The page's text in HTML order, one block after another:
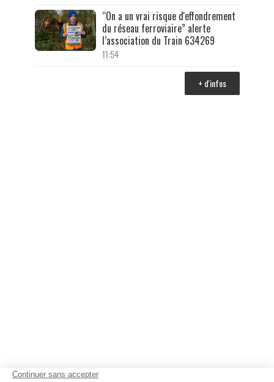
“On a un vrai risque d'effondrement
du réseau ferroviaire” alerte
l’association du Train 634269
11:54
+ d'infos